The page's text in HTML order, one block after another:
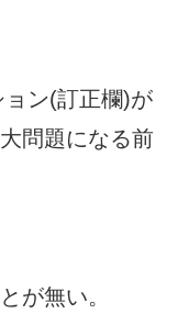
ン(訂正欄)が
問題になる前
が無い。